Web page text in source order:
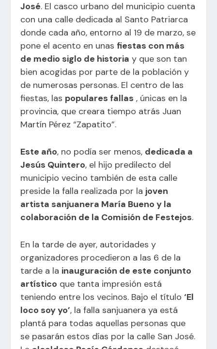
José. El casco urbano del municipio cuenta
con una calle dedicada al Santo Patriarca
donde cada año, entorno al 19 de marzo, se
pone el acento en unas fiestas con más
de medio siglo de historia y que son tan
bien acogidas por parte de la población y
de numerosas personas. El centro de las
fiestas, las populares fallas , únicas en la
provincia, que creara tiempo atrás Juan
Martín Pérez “Zapatito”.
Este año, no podía ser menos, dedicada a
Jesús Quintero, el hijo predilecto del
municipio vecino también de esta calle
preside la falla realizada por la joven
artista sanjuanera María Bueno y la
colaboración de la Comisión de Festejos.
En la tarde de ayer, autoridades y
organizadores procedieron a las 6 de la
tarde a la inauguración de este conjunto
artístico que tanta impresión está
teniendo entre los vecinos. Bajo el título‘El
loco soy yo’, la falla sanjuanera ya está
plantá para todas aquellas personas que
se pasarán estos días por la calle San José.